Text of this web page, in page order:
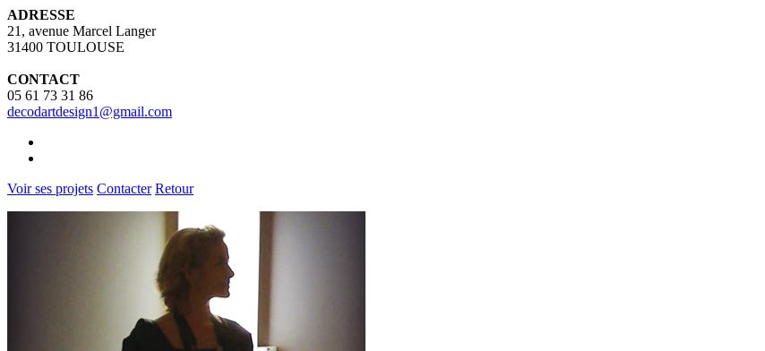
ADRESSE
21, avenue Marcel Langer
31400 TOULOUSE
CONTACT
05 61 73 31 86
decodartdesign1@gmail.com
Voir ses projets Contacter Retour